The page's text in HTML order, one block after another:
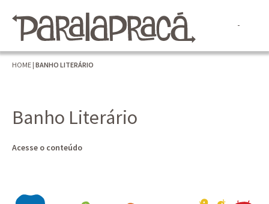
HOME | BANHO LITERÁRIO
Banho Literário
Acesse o conteúdo